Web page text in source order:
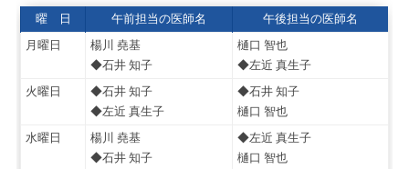
曜 日 午前担当の医師名
午後担当の医師名
月曜日
楊川 堯基
◆石井 知子
樋口 智也
◆左近 真生子
火曜日
◆石井 知子
◆左近 真生子
◆石井 知子
樋口 智也
水曜日
楊川 堯基
◆石井 知子
◆左近 真生子
樋口 智也